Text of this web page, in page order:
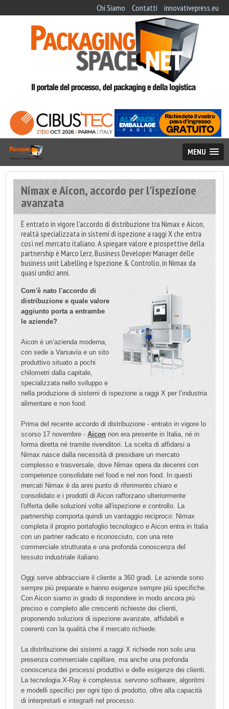
Chi Siamo Contatti innovativepress.eu
MENU
Nimax e Aicon, accordo per l'ispezione
avanzata
È entrato in vigore l'accordo di distribuzione tra Nimax e Aicon,
realtà specializzata in sistemi di ispezione a raggi X che entra
così nel mercato italiano. A spiegare valore e prospettive della
partnership è Marco Lerz, Business Developer Manager delle
business unit Labelling e Ispezione & Controllo, in Nimax da
quasi undici anni.
Com'è nato l'accordo di
distribuzione e quale valore
aggiunto porta a entrambe
le aziende?
Aicon è un’azienda moderna,
con sede a Varsavia e un sito
produttivo situato a pochi
chilometri dalla capitale,
specializzata nello sviluppo e
nella produzione di sistemi di ispezione a raggi X per l’industria
alimentare e non food.
Prima del recente accordo di distribuzione - entrato in vigore lo
scorso 17 novembre - Aicon non era presente in Italia, né in
forma diretta né tramite rivenditori. La scelta di affidarsi a
Nimax nasce dalla necessità di presidiare un mercato
complesso e trasversale, dove Nimax opera da decenni con
competenze consolidate nel food e nel non food. In questi
mercati Nimax è da anni punto di riferimento chiaro e
consolidato e i prodotti di Aicon rafforzano ulteriormente
l'offerta delle soluzioni volte all'ispezione e controllo. La
partnership comporta quindi un vantaggio reciproco: Nimax
completa il proprio portafoglio tecnologico e Aicon entra in Italia
con un partner radicato e riconosciuto, con una rete
commerciale strutturata e una profonda conoscenza del
tessuto industriale italiano.
Oggi serve abbracciare il cliente a 360 gradi. Le aziende sono
sempre più preparate e hanno esigenze sempre più specifiche.
Con Aicon siamo in grado di rispondere in modo ancora più
preciso e completo alle crescenti richieste dei clienti,
proponendo soluzioni di ispezione avanzate, affidabili e
coerenti con la qualità che il mercato richiede.
La distribuzione dei sistemi a raggi X richiede non solo una
presenza commerciale capillare, ma anche una profonda
conoscenza dei processi produttivi e delle esigenze dei clienti.
La tecnologia X-Ray è complessa: servono software, algoritmi
e modelli specifici per ogni tipo di prodotto, oltre alla capacità
di interpretarli e integrarli nel processo.